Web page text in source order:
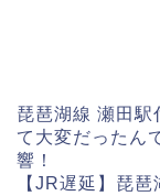
琵琶湖線 瀬田駅
て大変だったん
響！
【JR遅延】琵